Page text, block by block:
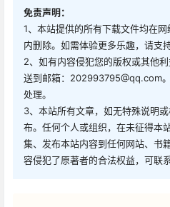
免责声明：
1、本站提供的所有下载文件均在
内删除。如需体验更多乐趣，请支持
2、如有内容侵犯您的版权或其他
送到邮箱：202993795@qq.com
处理。
3、本站所有文章，如无特殊说明
布。任何个人或组织，在未征得本
集、发布本站内容到任何网站、书
容侵犯了原著者的合法权益，可联